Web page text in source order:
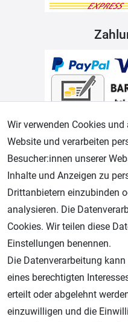
AGB Widerrufsrecht
Wir verwenden Cookies
Website und verarbeiten
Besucher:innen unserer
Inhalte und Anzeigen zu
Drittanbietern einzubinden
analysieren. Die
Cookies. Wir teilen diese
Einstellungen benennen.
Die Datenverarbeitung
eines berechtigten
erteilt oder abgelehnt
einzuwilligen und die